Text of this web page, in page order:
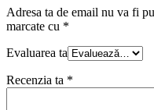
Adresa ta de email nu va fi
marcate cu *
Evaluarea ta
Recenzia ta *